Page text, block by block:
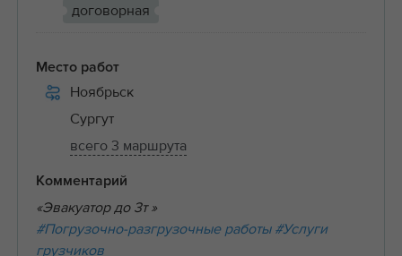
договорная
Место работ
Ноябрьск
Сургут
всего 3 маршрута
Комментарий
«Эвакуатор до 3т »
#Погрузочно-разгрузочные работы #Услуги
грузчиков